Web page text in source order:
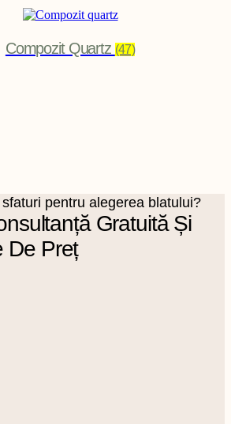
Compozit Quartz (47)
pentru alegerea blatului?
Gratuită Și
De Preț